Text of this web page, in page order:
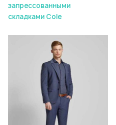
запрессованными
складками Cole